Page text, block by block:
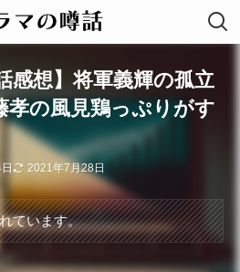
感想】将軍義輝の孤立
孝の風見鶏っぷりがす
2021年7月28日
ています。